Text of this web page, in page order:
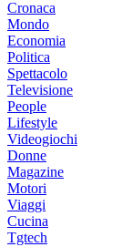
Cronaca
Mondo
Economia
Politica
Spettacolo
Televisione
People
Lifestyle
Videogiochi
Donne
Magazine
Motori
Viaggi
Cucina
Tgtech